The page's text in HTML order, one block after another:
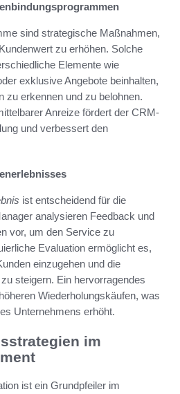
sind strategische Maßnahmen,
zu erhöhen. Solche
Elemente wie
exklusive Angebote beinhalten,
zu erkennen und zu belohnen.
Anreize fördert der CRM-
und verbessert den
ist entscheidend für die
analysieren Feedback und
vor, um den Service zu
Evaluation ermöglicht es,
einzugehen und die
steigern. Ein hervorragendes
Wiederholungskäufen, was
Unternehmens erhöht.
im
ist ein Grundpfeiler im